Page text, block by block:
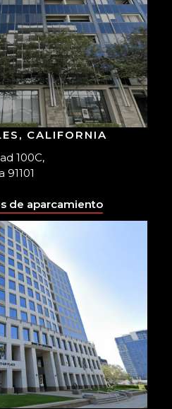
CALIFORNIA
100C,
91101
de aparcamiento